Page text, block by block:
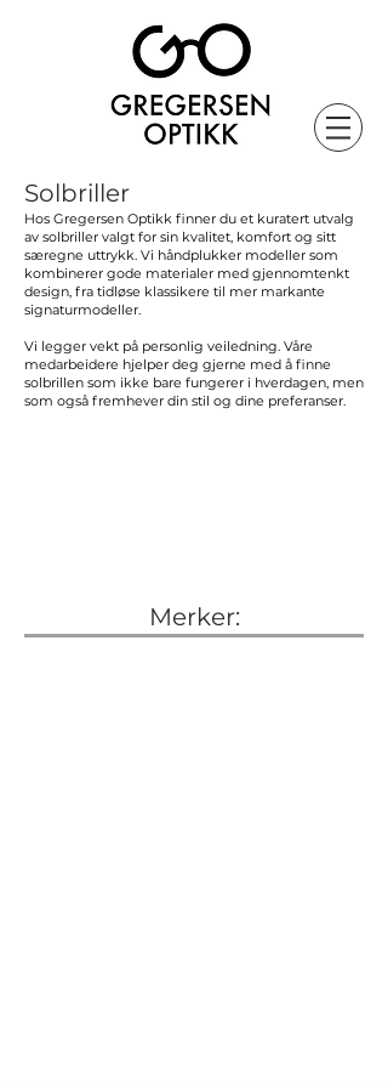
Solbriller
Hos Gregersen Optikk finner du et kuratert utvalg
av solbriller valgt for sin kvalitet, komfort og sitt
særegne uttrykk. Vi håndplukker modeller som
kombinerer gode materialer med gjennomtenkt
design, fra tidløse klassikere til mer markante
signaturmodeller.
Vi legger vekt på personlig veiledning. Våre
medarbeidere hjelper deg gjerne med å finne
solbrillen som ikke bare fungerer i hverdagen, men
som også fremhever din stil og dine preferanser.
Merker: